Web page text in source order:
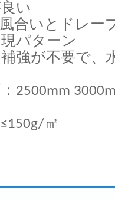
い
合いとドレー
パターン
強が不要で、
2500mm
㎡